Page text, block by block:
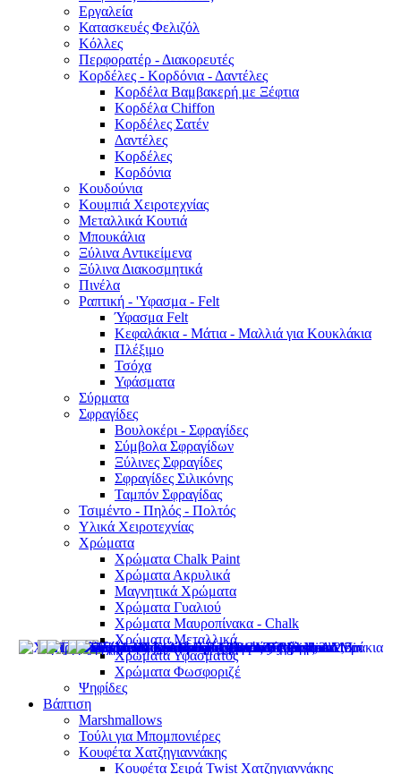
Εργαλεία
Κατασκευές Φελιζόλ
Κόλλες
Περφορατέρ - Διακορευτές
Κορδέλες - Κορδόνια - Δαντέλες
Κορδέλα Βαμβακερή με Ξέφτια
Κορδέλα Chiffon
Κορδέλες Σατέν
Δαντέλες
Κορδέλες
Κορδόνια
Κουδούνια
Κουμπιά Χειροτεχνίας
Μεταλλικά Κουτιά
Μπουκάλια
Ξύλινα Αντικείμενα
Ξύλινα Διακοσμητικά
Πινέλα
Ραπτική - 'Υφασμα - Felt
Ύφασμα Felt
Κεφαλάκια - Μάτια - Μαλλιά για Κουκλάκια
Πλέξιμο
Τσόχα
Υφάσματα
Σύρματα
Σφραγίδες
Βουλοκέρι - Σφραγίδες
Σύμβολα Σφραγίδων
Ξύλινες Σφραγίδες
Σφραγίδες Σιλικόνης
Ταμπόν Σφραγίδας
Τσιμέντο - Πηλός - Πολτός
Υλικά Χειροτεχνίας
Χρώματα
Χρώματα Chalk Paint
Χρώματα Ακρυλικά
Μαγνητικά Χρώματα
Χρώματα Γυαλιού
Χρώματα Μαυροπίνακα - Chalk
Χρώματα Μεταλλικά
Χρώματα Υφάσματος
Χρώματα Φωσφοριζέ
Ψηφίδες
Βάπτιση
Marshmallows
Τούλι για Μπομπονιέρες
Κουφέτα Χατζηγιαννάκης
Κουφέτα Σειρά Twist Χατζηγιαννάκης